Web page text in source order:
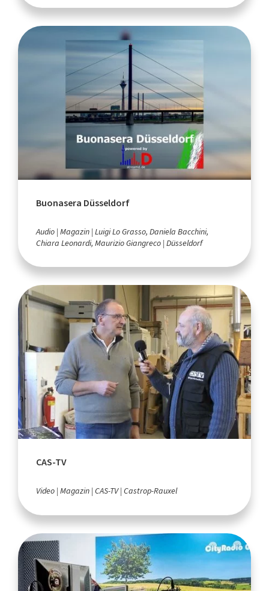
Buonasera Düsseldorf
Audio Magazin Luigi Lo Grasso, Daniela Bacchini,
Chiara Leonardi, Maurizio Giangreco Düsseldorf
CAS-TV
Video Magazin CAS-TV Castrop-Rauxel